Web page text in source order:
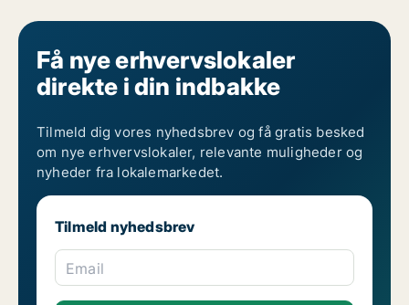
Få nye erhvervslokaler
direkte i din indbakke
Tilmeld dig vores nyhedsbrev og få gratis besked
om nye erhvervslokaler, relevante muligheder og
nyheder fra lokalemarkedet.
Tilmeld nyhedsbrev
Email